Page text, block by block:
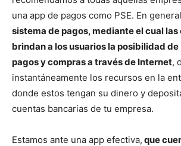
una app de pagos como PSE. En
sistema de pagos, mediante el cual las
brindan a los usuarios la posibilidad
pagos y compras a través de Internet,
instantáneamente los recursos en la
donde estos tengan su dinero y
cuentas bancarias de tu empresa.
Estamos ante una app efectiva, que